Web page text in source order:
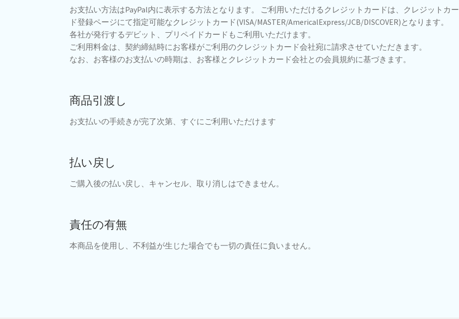
お支払い方法はPayPal内に表示する方法となります。 ご利用いただけるクレジットカードは、クレジットカー
ド登録ページにて指定可能なクレジットカード(VISA/MASTER/AmericalExpress/JCB/DISCOVER)となります。
各社が発行するデビット、プリペイドカードもご利用いただけます。
ご利用料金は、契約締結時にお客様がご利用のクレジットカード会社宛に請求させていただきます。
なお、お客様のお支払いの時期は、お客様とクレジットカード会社との会員規約に基づきます。
商品引渡し
お支払いの手続きが完了次第、すぐにご利用いただけます
払い戻し
ご購入後の払い戻し、キャンセル、取り消しはできません。
責任の有無
本商品を使用し、不利益が生じた場合でも一切の責任に負いません。